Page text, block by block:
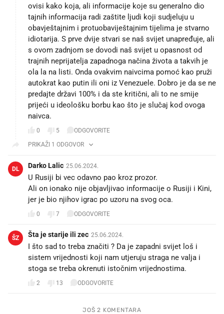
ovisi kako koja, ali informacije koje su generalno dio
tajnih informacija radi zaštite ljudi koji sudjeluju u
obavještajnim i protuobaviještajnim tijelima je stvarno
idiotarija. S prve dvije stvari se naš svijet unapređuje, ali
s ovom zadnjom se dovodi naš svijet u opasnost od
trajnih neprijatelja zapadnoga načina života a takvih je
ola la na listi. Onda ovakvim naivcima pomoć kao pruži
autokrat kao putin ili oni iz Venezuele. Dobro je da se ne
predajte državi 100% i da ste kritični, ali to ne smije
prijeći u ideološku borbu kao što je slučaj kod ovoga
naivca.
0 5
ODGOVORITE
PRIKAŽI 1 ODGOVOR
DL Darko Lalic 25.06.2024.
U Rusiji bi vec odavno pao kroz prozor.
Ali on ionako nije objavljivao informacije o Rusiji i Kini,
jer je bio njihov igrac po uzoru na svog oca.
0 7 ODGOVORITE
ŠZ Šta je starije ili zec 25.06.2024.
I što sad to treba značiti ? Da je zapadni svijet loš i
sistem vrijednosti koji nam utjeruju straga ne valja i
stoga se treba okrenuti istočnim vrijednostima.
2 13 ODGOVORITE
JOŠ 2 KOMENTARA